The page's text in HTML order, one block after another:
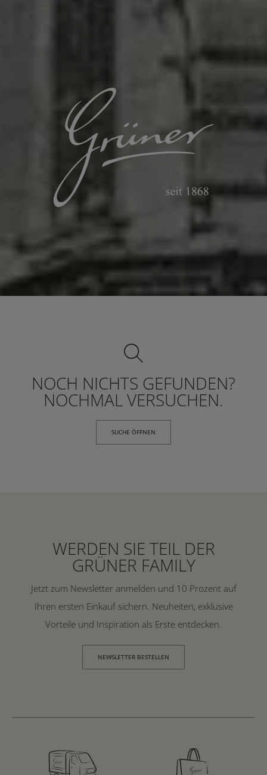
NOCH NICHTS GEFUNDEN?
NOCHMAL VERSUCHEN.
SUCHE ÖFFNEN
WERDEN SIE TEIL DER
GRÜNER FAMILY
Jetzt zum Newsletter anmelden und 10 Prozent auf
Ihren ersten Einkauf sichern. Neuheiten, exklusive
Vorteile und Inspiration als Erste entdecken.
NEWSLETTER BESTELLEN